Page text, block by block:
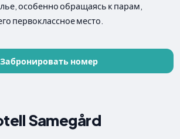
особенно обращаясь к парам,
первоклассное место.
Забронировать номер
Samegård